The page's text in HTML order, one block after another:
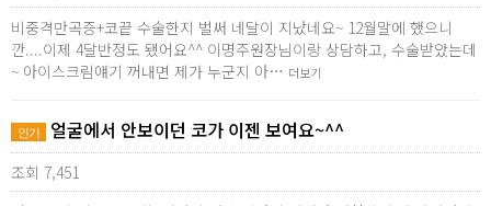
비중격만곡증+코끝 수술한지 벌써 네달이 지났네요~ 12월말에 했으니
깐....이제 4달반정도 됐어요^^ 이명주원장님이랑 상담하고, 수술받았는데
~ 아이스크림얘기 꺼내면 제가 누군지 아… 더보기
인기 얼굴에서 안보이던 코가 이젠 보여요~^^
조회 7,451